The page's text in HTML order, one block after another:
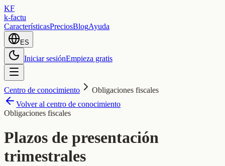
KF
k-factu
CaracterísticasPreciosBlogAyuda
ES
Iniciar sesiónEmpieza gratis
Centro de conocimiento
Obligaciones fiscales
Volver al centro de conocimiento
Obligaciones fiscales
Plazos de presentación
trimestrales